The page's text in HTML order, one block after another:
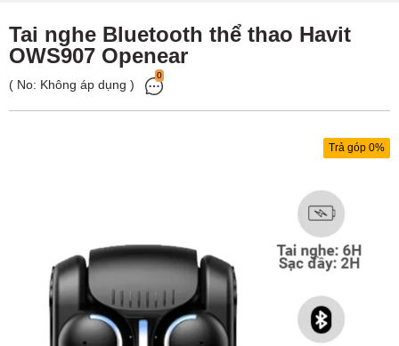
Sửa Vertu
Sửa Macbook
Hệ thống:
17 cửa hàng
Tai nghe Bluetooth thể thao Havit
OWS907 Openear
( No: Không áp dụng )
0
Trả góp 0%